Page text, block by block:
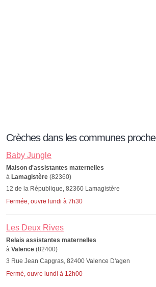
Crèches dans les communes
Baby Jungle
Maison d'assistantes maternelles
à Lamagistère (82360)
12 de la République, 82360 Lamagistère
Fermée, ouvre lundi à 7h30
Les Deux Rives
Relais assistantes maternelles
à Valence (82400)
3 Rue Jean Capgras, 82400 Valence D'agen
Fermé, ouvre lundi à 12h00